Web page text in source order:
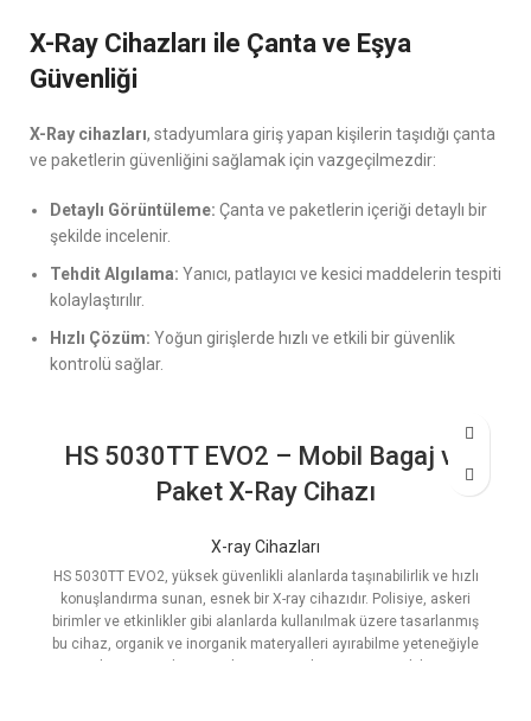
X-Ray Cihazları ile Çanta ve Eşya
Güvenliği
X-Ray cihazları, stadyumlara giriş yapan kişilerin taşıdığı çanta
ve paketlerin güvenliğini sağlamak için vazgeçilmezdir:
Detaylı Görüntüleme: Çanta ve paketlerin içeriği detaylı bir
şekilde incelenir.
Tehdit Algılama: Yanıcı, patlayıcı ve kesici maddelerin tespiti
kolaylaştırılır.
Hızlı Çözüm: Yoğun girişlerde hızlı ve etkili bir güvenlik
kontrolü sağlar.
HS 5030TT EVO2 – Mobil Bagaj ve
Paket X-Ray Cihazı
X-ray Cihazları
HS 5030TT EVO2, yüksek güvenlikli alanlarda taşınabilirlik ve hızlı
konuşlandırma sunan, esnek bir X-ray cihazıdır. Polisiye, askeri
birimler ve etkinlikler gibi alanlarda kullanılmak üzere tasarlanmış
bu cihaz, organik ve inorganik materyalleri ayırabilme yeteneğiyle